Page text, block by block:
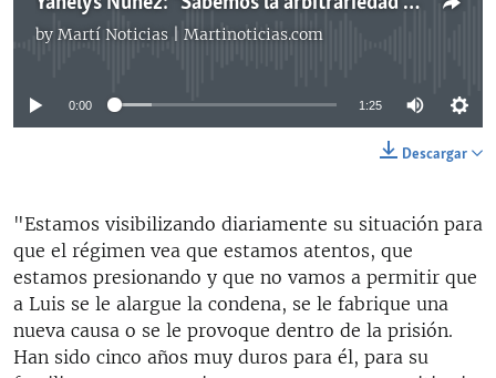
by Martí Noticias | Martinoticias.com
No media source currently available
0:00 1:25
Descargar
"Estamos visibilizando diariamente su situación para
que el régimen vea que estamos atentos, que
estamos presionando y que no vamos a permitir que
a Luis se le alargue la condena, se le fabrique una
nueva causa o se le provoque dentro de la prisión.
Han sido cinco años muy duros para él, para su